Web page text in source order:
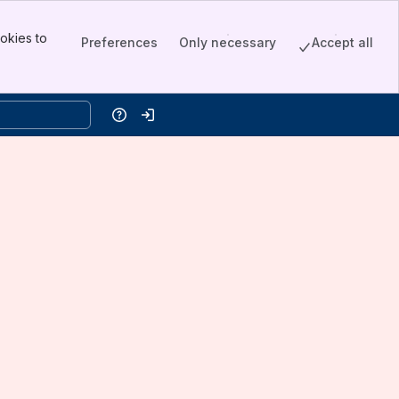
to
Preferences Only necessary Accept all
HelpLog in